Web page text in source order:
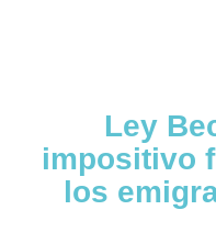
Ley
impositivo
los